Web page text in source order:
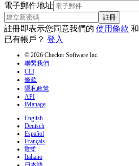
電子郵件地址
註冊
註冊即表示您同意我們的 使用條款 和
已有帳戶？ 登入
© 2026 Checker Software Inc.
聯繫我們
CLI
條款
隱私政策
API
iManage
English
Deutsch
Español
Français
हिन्दी
Italiano